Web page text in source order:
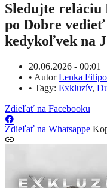
Sledujte
po Dobre
kedykoľvek na
20.06.2026 - 00:01
• AutorLenka
• Tagy: Exkluzív,
Zdieľať na Facebooku
Zdieľať na Whatsappe